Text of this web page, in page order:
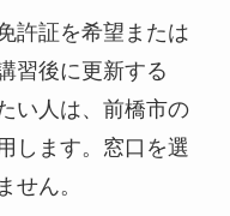
許証を希望または
習後に更新する
い人は、前橋市の
します。窓口を選
せん。